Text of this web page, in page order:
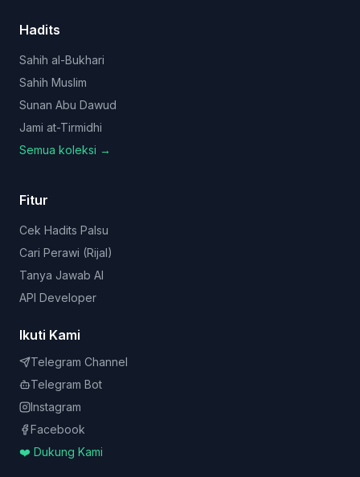
Hadits
Sahih al-Bukhari
Sahih Muslim
Sunan Abu Dawud
Jami at-Tirmidhi
Semua koleksi →
Fitur
Cek Hadits Palsu
Cari Perawi (Rijal)
Tanya Jawab AI
API Developer
Ikuti Kami
Telegram Channel
Telegram Bot
Instagram
Facebook
❤️ Dukung Kami